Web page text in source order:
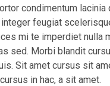
condimentum lacinia
feugiat
mi te imperdiet nulla
sed. Morbi blandit
Sit amet cursus sit
in hac, a sit amet.